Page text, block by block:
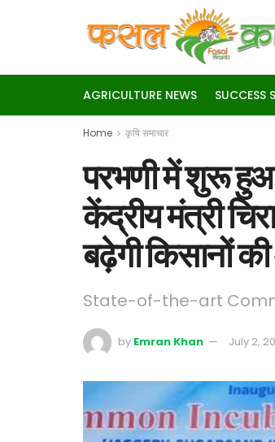
AGRICULTURE NEWS SUCCESS
Home कृषि समाचार
परभणी में शुरू
केंद्रीय मंत्री
बढ़ेगी किसानों
State-of-the-art
by Emran Khan July 2,